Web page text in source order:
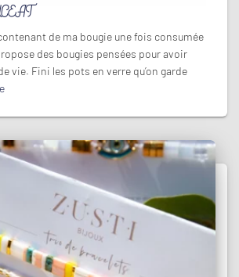
de ma bougie une fois consumée
des bougies pensées pour avoir
vie. Fini les pots en verre qu’on garde